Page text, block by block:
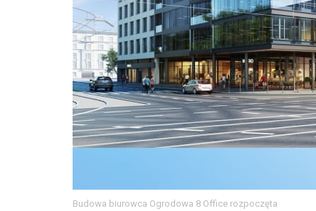
Budowa biurowca Ogrodowa 8 Office rozpoczęta